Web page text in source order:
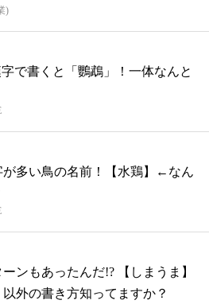
)
で書くと「鸚鵡」！一体なんと
が多い鳥の名前！【水鶏】←なん
ンもあったんだ!? 【しまうま】
以外の書き方知ってますか？